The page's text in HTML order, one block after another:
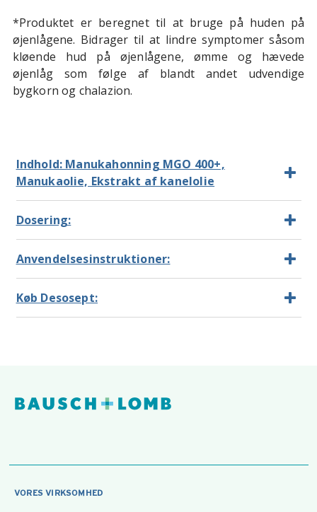
*Produktet er beregnet til at bruge på huden på
øjenlågene. Bidrager til at lindre symptomer såsom
kløende hud på øjenlågene, ømme og hævede
øjenlåg som følge af blandt andet udvendige
bygkorn og chalazion.
Indhold: Manukahonning MGO 400+,
Manukaolie, Ekstrakt af kanelolie
Dosering:
Anvendelsesinstruktioner:
Køb Desosept:
VORES VIRKSOMHED